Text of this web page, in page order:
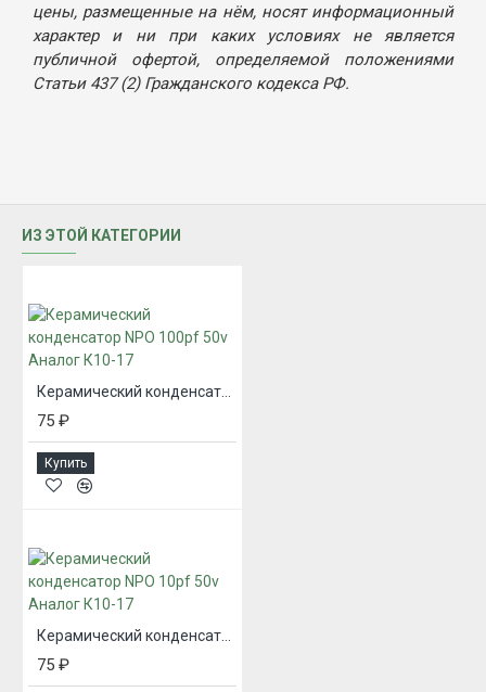
цены, размещенные на нём, носят информационный
характер и ни при каких условиях не является
публичной офертой, определяемой положениями
Статьи 437 (2) Гражданского кодекса РФ.
ИЗ ЭТОЙ КАТЕГОРИИ
75 ₽
Купить
Керамический конденсатор NPO 10pf 50v Аналог К10-17
75 ₽